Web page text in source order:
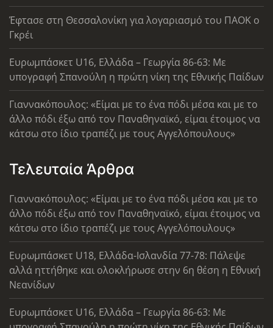
Έφτασε στη Θεσσαλονίκη για λογαριασμό του ΠΑΟΚ ο
Γκρέι
Ευρωμπάσκετ U16, Ελλάδα – Γεωργία 86-63: Με
υπογραφή Σπανούλη η πρώτη νίκη της Εθνικής Παίδων
Γιαννακόπουλος: «Είμαι με το ένα πόδι μέσα και με το
άλλο πόδι έξω από τον Παναθηναϊκό, είμαι έτοιμος να
κάτσω στο ίδιο τραπέζι με τους Αγγελόπουλους»
Τελευταία Άρθρα
Γιαννακόπουλος: «Είμαι με το ένα πόδι μέσα και με το
άλλο πόδι έξω από τον Παναθηναϊκό, είμαι έτοιμος να
κάτσω στο ίδιο τραπέζι με τους Αγγελόπουλους»
Ευρωμπάσκετ U18, Ελλάδα-Ισλανδία 77-78: Πάλεψε
αλλά ηττήθηκε και ολοκλήρωσε στην 6η θέση η Εθνική
Νεανίδων
Ευρωμπάσκετ U16, Ελλάδα – Γεωργία 86-63: Με